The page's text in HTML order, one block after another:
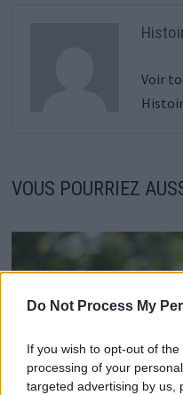
Do Not Process My
If you wish to opt-out of
processing of your
targeted advertising by us,
Voir
VOUS POURRIEZ